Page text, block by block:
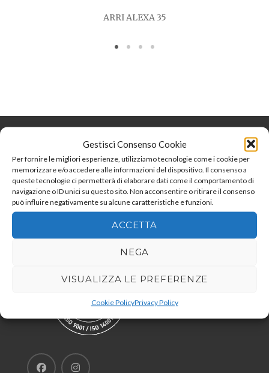
Gestisci Consenso Cookie
Per fornire le migliori esperienze, utilizziamo tecnologie come i cookie per
memorizzare e/o accedere alle informazioni del dispositivo. Il consenso a
queste tecnologie ci permetterà di elaborare dati come il comportamento di
navigazione o ID unici su questo sito. Non acconsentire o ritirare il consenso
può influire negativamente su alcune caratteristiche e funzioni.
ACCETTA
NEGA
VISUALIZZA LE PREFERENZE
Cookie PolicyPrivacy Policy
ARRI ALEXA 35